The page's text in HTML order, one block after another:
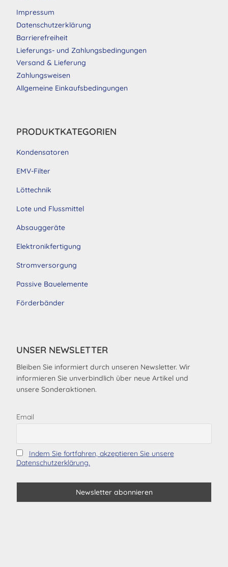
Impressum
Datenschutzerklärung
Barrierefreiheit
Lieferungs- und Zahlungsbedingungen
Versand & Lieferung
Zahlungsweisen
Allgemeine Einkaufsbedingungen
PRODUKTKATEGORIEN
Kondensatoren
EMV-Filter
Löttechnik
Lote und Flussmittel
Absauggeräte
Elektronikfertigung
Stromversorgung
Passive Bauelemente
Förderbänder
UNSER NEWSLETTER
Bleiben Sie informiert durch unseren Newsletter. Wir
informieren Sie unverbindlich über neue Artikel und
unsere Sonderaktionen.
Email
Indem Sie fortfahren, akzeptieren Sie unsere
Datenschutzerklärung.